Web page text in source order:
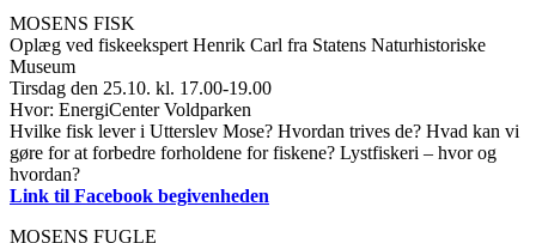
MOSENS FISK
Oplæg ved fiskeekspert Henrik Carl fra Statens Naturhistoriske
Museum
Tirsdag den 25.10. kl. 17.00-19.00
Hvor: EnergiCenter Voldparken
Hvilke fisk lever i Utterslev Mose? Hvordan trives de? Hvad kan vi
gøre for at forbedre forholdene for fiskene? Lystfiskeri – hvor og
hvordan?
Link til Facebook begivenheden
MOSENS FUGLE